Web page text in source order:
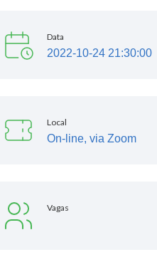
Data
2022-10-24 21:30:00
Local
On-line, via Zoom
Vagas